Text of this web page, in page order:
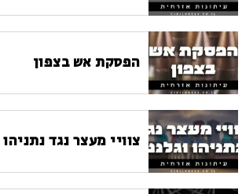
הפסקת אש בצפון
צוויי מעצר נגד נתניהו